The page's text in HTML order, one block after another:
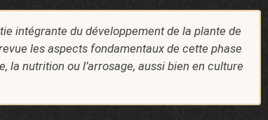
intégrante du développement de la plante de
les aspects fondamentaux de cette phase
la nutrition ou l’arrosage, aussi bien en culture